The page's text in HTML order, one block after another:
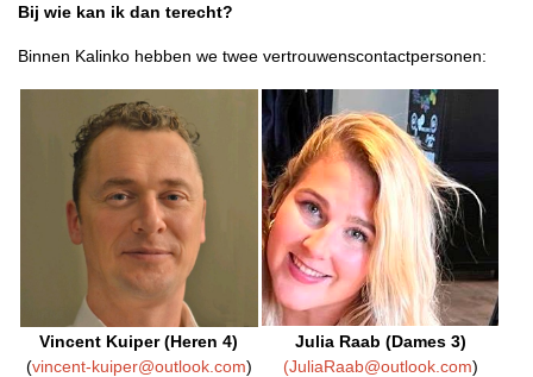
Bij wie kan ik dan terecht?
Binnen Kalinko hebben we twee vertrouwenscontactpersonen:
Vincent Kuiper (Heren 4)
(vincent-kuiper@outlook.com)
Julia Raab (Dames 3)
(JuliaRaab@outlook.com)